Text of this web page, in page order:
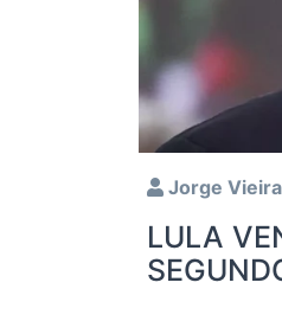
Jorge Vieira
LULA